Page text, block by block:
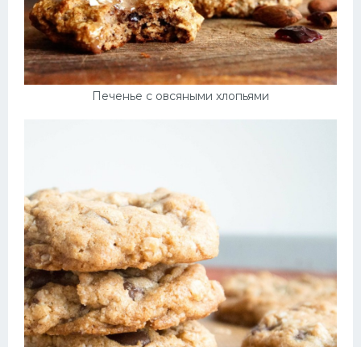
Печенье с овсяными хлопьями